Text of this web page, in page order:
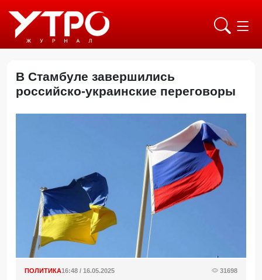
В Стамбуле завершились
российско-украинские переговоры
ПОЛИТИКА16:48 / 16.05.2025 31698